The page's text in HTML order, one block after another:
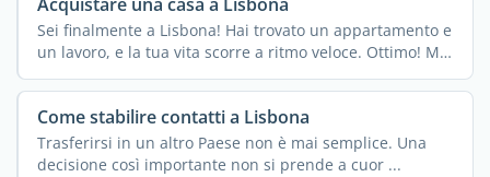
Sei finalmente a Lisbona! Hai trovato un appartamento e
un lavoro, e la tua vita scorre a ritmo veloce. Ottimo! Ma
...
Come stabilire contatti a Lisbona
Trasferirsi in un altro Paese non è mai semplice. Una
decisione così importante non si prende a cuor ...